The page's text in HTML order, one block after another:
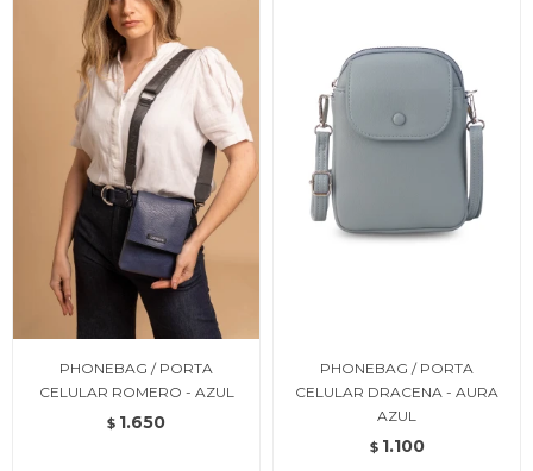
PHONEBAG / PORTA
CELULAR ROMERO - AZUL
$ 1.650
PHONEBAG / PORTA
CELULAR DRACENA - AURA
AZUL
$ 1.100